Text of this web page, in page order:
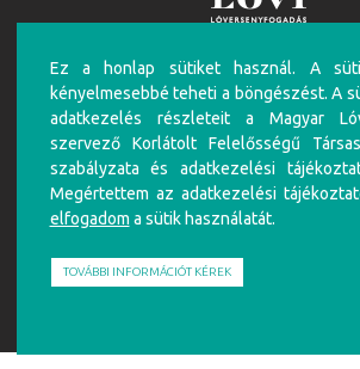
A túlzásba vitt szerencsejáték ártalmas, mentálhigiénés
okozhat! Éljen az önkorlátozás, önkizárás lehetőségével!
felüliek vehetnek részt!
Játékosvédelem Részvételi szabályzat
Partnerünk:
Ez a honlap sütiket használ. A
kényelmesebbé teheti a böngészést. A
adatkezelés részleteit a Magyar
szervező Korlátolt Felelősségű
szabályzata és adatkezelési
Megértettem az adatkezelési
elfogadom a sütik használatát.
TOVÁBBI INFORMÁCIÓT KÉREK